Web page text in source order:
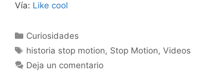
Vía: Like cool
Categorías
Curiosidades
Etiquetas
historia stop motion, Stop Motion,Videos
Deja un comentario